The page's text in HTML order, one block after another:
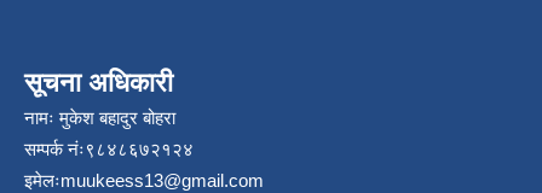
सूचना अधिकारी
नामः मुकेश बहादुर बोहरा
सम्पर्क नंः९८४८६७२१२४
इमेलःmuukeess13@gmail.com